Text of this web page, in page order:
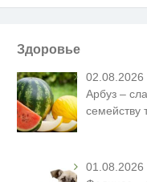
Здоровье
02.08.2026
Арбуз –
семейству
01.08.2026